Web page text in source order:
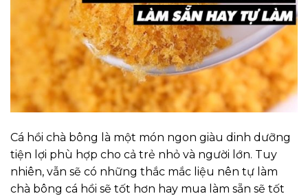
Cá hồi chà bông là một món ngon giàu dinh dưỡng
tiện lợi phù hợp cho cả trẻ nhỏ và người lớn. Tuy
nhiên, vẫn sẽ có những thắc mắc liệu nên tự làm
chà bông cá hồi sẽ tốt hơn hay mua làm sẵn sẽ tốt